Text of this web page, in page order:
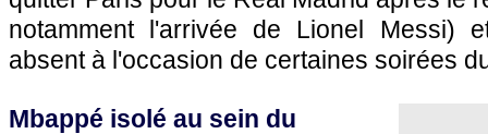
notamment l'arrivée de Lionel Messi)
absent à l'occasion de certaines soirées
Mbappé isolé au sein du